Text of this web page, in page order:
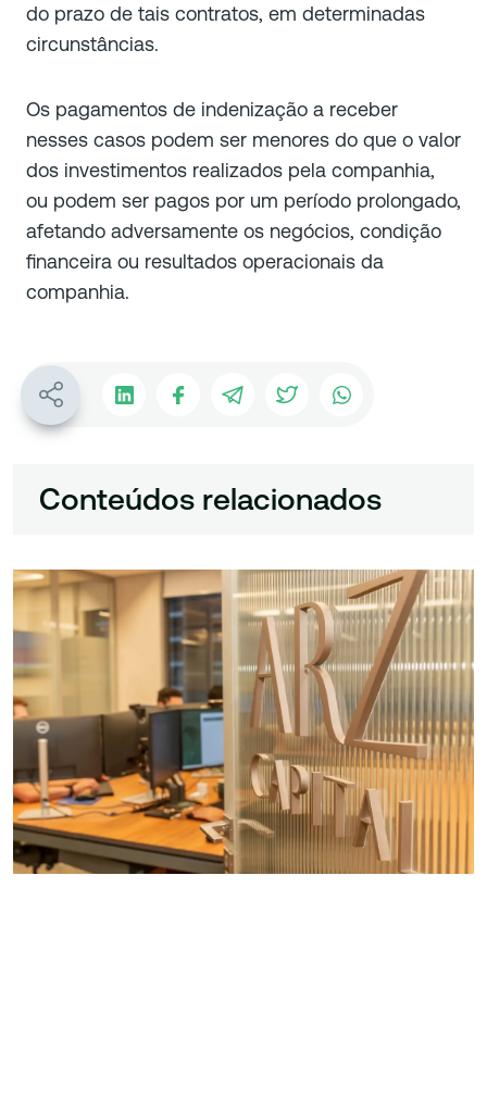
do prazo de tais contratos, em determinadas
circunstâncias.
Os pagamentos de indenização a receber
nesses casos podem ser menores do que o valor
dos investimentos realizados pela companhia,
ou podem ser pagos por um período prolongado,
afetando adversamente os negócios, condição
financeira ou resultados operacionais da
companhia.
Conteúdos relacionados